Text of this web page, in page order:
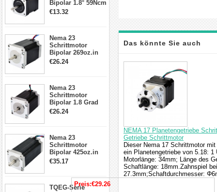
Bipolar 1.8° 59Ncm
2A 4 Drähte mit 1m
€13.32
Nema 23
Schrittmotor
Bipolar 269oz.in
2,8A 57x57x76mm
€26.24
Nema 23
Schrittmotor
Bipolar 1.8 Grad
1.9Nm 3A 3.36V 4
€26.24
Nema 23
Schrittmotor
Bipolar 425oz.in
4.2A 57x57x114mm
€35.17
TQEG-Serie
Das könnte Sie auch
interessieren
NEMA 17 Planetengetriebe
Getriebe Schrittmotor
Dieser Nema 17 Schrittmotor
ein Planetengetriebe von 5.18:
Motorlänge: 34mm; Länge des
Schaftlänge: 18mm.Zahnspiel
27.3mm;Schaftdurchmesser:
Preis:€29.26